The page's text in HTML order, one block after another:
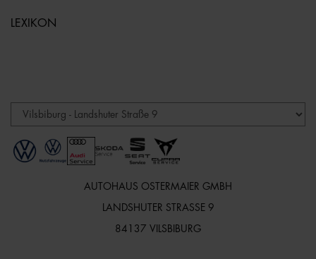
LEXIKON
AUTOHAUS OSTERMAIER GMBH
LANDSHUTER STRASSE 9
84137 VILSBIBURG